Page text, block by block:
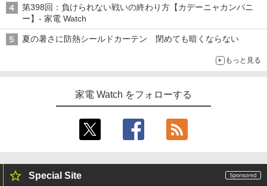
第398回：負けられない戦いの終わり方【カデーニャカンパニ
ー】- 家電 Watch
夏の暑さに防熱シールドカーテン 閉めても暗くならない
もっと見る
家電 Watch をフォローする
Special Site